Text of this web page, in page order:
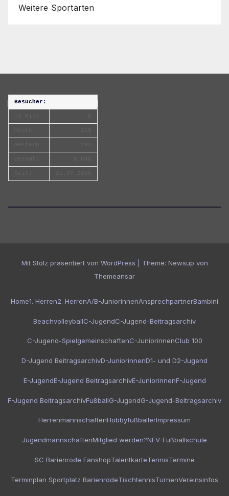
Weitere Sportarten
Besucher:
Mit Stolz präsentiert von WordPress Theme: Newsup von
Themeansar
Home1. Herren2. HerrenA/B-JuniorinnenAnsprechpartnerBambini
BeachvolleyballC-JugendC-Jugend-Beitragsarchiv
C-Jugend-SpielgemeinschaftenC-JuniorinnenClub 100
D-Jugend BeitragsarchivD-JuniorinnenD1- und D2-Jugend
E-JugendE-Jugend BeitragsarchivE-JuniorinnenF-Jugend
F-Jugend BeitragsarchivFußballG-JugendG-Jugend-Beitragsarchiv
HerrenmannschaftenHobbyfußballerImpressum
JugendmannschaftenMitglied werden?NFV-Fußballschule
SC Barienrode FanshopTalentkarteTennisTermine
Terminplan Sportplatz BarienrodeTischtennisTurnenVereinsinfos